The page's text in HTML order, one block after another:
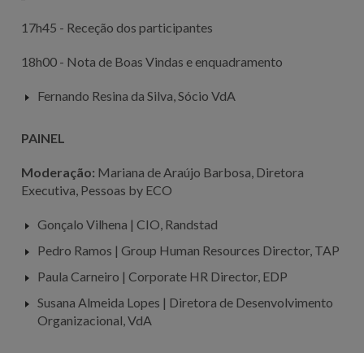
17h45 - Receção dos participantes
18h00 - Nota de Boas Vindas e enquadramento
Fernando Resina da Silva, Sócio VdA
PAINEL
Moderação: Mariana de Araújo Barbosa, Diretora
Executiva, Pessoas by ECO
Gonçalo Vilhena | CIO, Randstad
Pedro Ramos | Group Human Resources Director, TAP
Paula Carneiro | Corporate HR Director, EDP
Susana Almeida Lopes | Diretora de Desenvolvimento
Organizacional, VdA